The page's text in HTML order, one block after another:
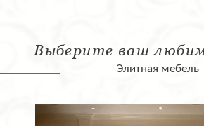
Выберите ваш
Элитная мебель